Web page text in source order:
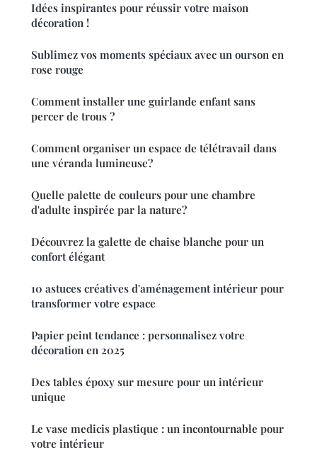
Idées inspirantes pour réussir votre maison
décoration !
Sublimez vos moments spéciaux avec un ourson en
rose rouge
Comment installer une guirlande enfant sans
percer de trous ?
Comment organiser un espace de télétravail dans
une véranda lumineuse?
Quelle palette de couleurs pour une chambre
d'adulte inspirée par la nature?
Découvrez la galette de chaise blanche pour un
confort élégant
10 astuces créatives d'aménagement intérieur pour
transformer votre espace
Papier peint tendance : personnalisez votre
décoration en 2025
Des tables époxy sur mesure pour un intérieur
unique
Le vase medicis plastique : un incontournable pour
votre intérieur